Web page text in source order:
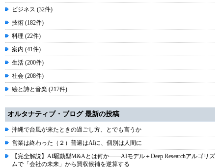
ビジネス (32件)
技術 (182件)
料理 (22件)
案内 (41件)
生活 (200件)
社会 (208件)
絵と詩と音楽 (217件)
オルタナティブ・ブログ 最新の投稿
沖縄で台風が来たときの過ごし方、とでも言うか
営業は終わった（２）普遍はAIに、個別は人間に
【完全解説】AI駆動型M&Aとは何か――AIモデル＋Deep Researchアルゴリズ
ムで「会社の未来」から買収候補を逆算する